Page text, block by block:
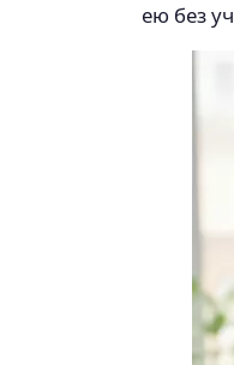
ею без